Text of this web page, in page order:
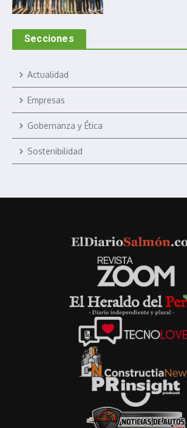
Secciones
Actualidad
Empresas
Gobernanza y Ética
Sostenibilidad